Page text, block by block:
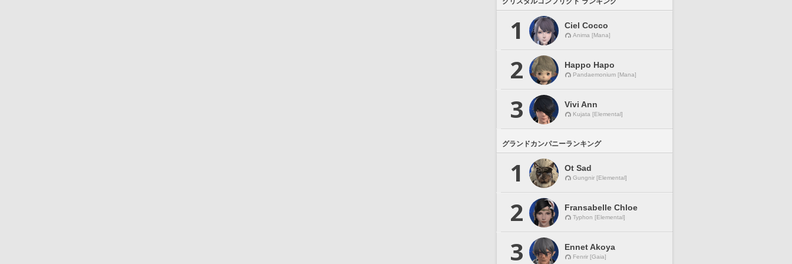
1 Ciel Cocco
Anima [Mana]
2 Happo Hapo
Pandaemonium [Mana]
3 Vivi Ann
Kujata [Elemental]
グランドカンパニーランキング
1 Ot Sad
Gungnir [Elemental]
2 Fransabelle Chloe
Typhon [Elemental]
3 Ennet Akoya
Fenrir [Gaia]